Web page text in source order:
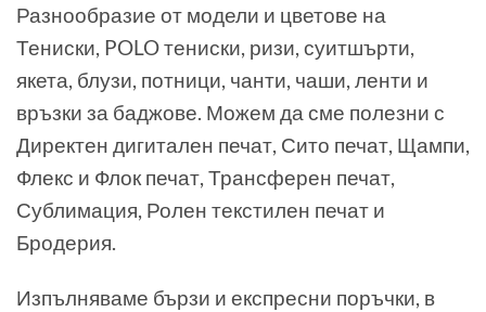
Разнообразие от модели и цветове на
Тениски, POLO тениски, ризи, суитшърти,
якета, блузи, потници, чанти, чаши, ленти и
връзки за баджове. Можем да сме полезни с
Директен дигитален печат, Сито печат, Щампи,
Флекс и Флок печат, Трансферен печат,
Сублимация, Ролен текстилен печат и
Бродерия.
Изпълняваме бързи и експресни поръчки, в